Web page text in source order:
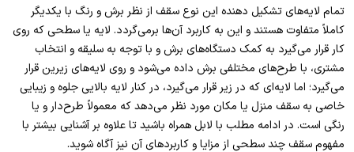
تمام لایه‌های تشکیل ‌دهنده این نوع سقف از نظر برش و رنگ با یکدیگر
کاملاً متفاوت هستند و این به کاربرد آن‌ها برمی‌گردد. لایه یا سطحی که روی
کار قرار می‌گیرد به کمک دستگاه‌های برش و با توجه به سلیقه و انتخاب
مشتری، با طرح‌های مختلفی برش داده می‌شود و روی لایه‌های زیرین قرار
می‌گیرد؛ اما لایه‌ای که در زیر قرار می‌گیرد، در کنار لایه بالایی جلوه و زیبایی
خاصی به سقف منزل یا مکان مورد نظر می‌دهد که معمولاً طرح‌دار و یا
رنگی است. در ادامه مطلب با لابل همراه باشید تا علاوه بر آشنایی بیشتر با
مفهوم سقف چند سطحی از مزایا و کاربردهای آن نیز آگاه شوید.